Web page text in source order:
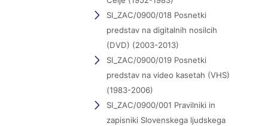
SI_ZAC/0900/018 Posnetki
predstav na digitalnih nosilcih
(DVD) (2003-2013)
SI_ZAC/0900/019 Posnetki
predstav na video kasetah (VHS)
(1983-2006)
SI_ZAC/0900/001 Pravilniki in
zapisniki Slovenskega ljudskega